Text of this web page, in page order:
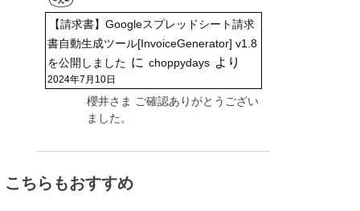
【請求書】Googleスプレッドシート請求
書自動生成ツール[InvoiceGenerator] v1.8
を公開しました に choppydays より
2024年7月10日
櫻井さま ご確認ありがとうござい
ました。
こちらもおすすめ